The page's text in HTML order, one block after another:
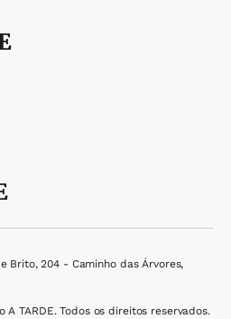
Brito, 204 - Caminho das Árvores,
TARDE. Todos os direitos reservados.